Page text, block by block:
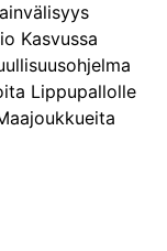
Kasvussa
Lippupallolle